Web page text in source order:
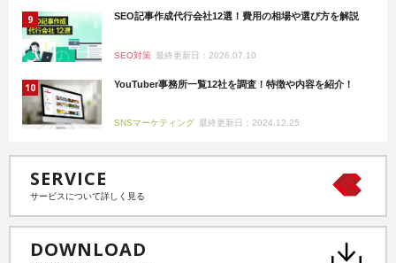
SEO記事作成代行会社12選！費用の相場や選び方を解説
SEO対策 最終更新日：2026.07.10
YouTuber事務所一覧12社を調査！特徴や内容を紹介！
SNSマーケティング 最終更新日：2024.12.25
SERVICE
サービスについて詳しく見る
DOWNLOAD